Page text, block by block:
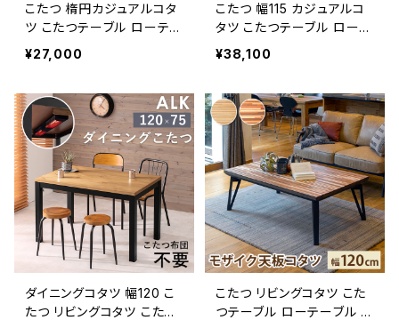
こたつ 楕円カジュアルコタ
ツ こたつテーブル ローテー
ブル リビングテーブル スタ
イリッシュ 一人暮らし
¥27,000
こたつ 幅115 カジュアルコ
タツ こたつテーブル ローテ
ーブル リビングテーブル ス
タイリッシュ 一人暮らし 新
¥38,100
ダイニングコタツ 幅120 こ
たつ リビングコタツ こたつ
こたつ リビングコタツ こた
つテーブル ローテーブル リ